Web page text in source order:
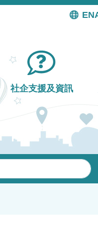
EN
社企支援及資訊